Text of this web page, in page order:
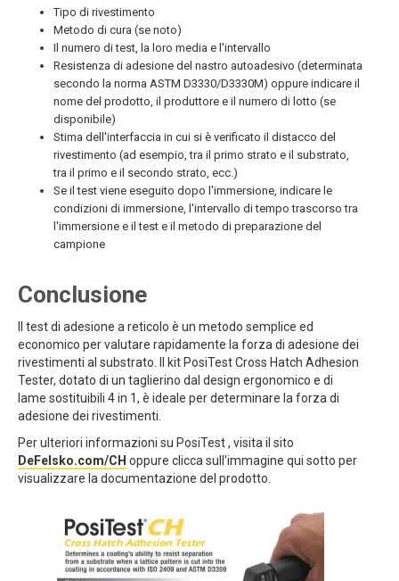
Tipo di rivestimento
Metodo di cura (se noto)
Il numero di test, la loro media e l'intervallo
Resistenza di adesione del nastro autoadesivo (determinata
secondo la norma ASTM D3330/D3330M) oppure indicare il
nome del prodotto, il produttore e il numero di lotto (se
disponibile)
Stima dell'interfaccia in cui si è verificato il distacco del
rivestimento (ad esempio, tra il primo strato e il substrato,
tra il primo e il secondo strato, ecc.)
Se il test viene eseguito dopo l'immersione, indicare le
condizioni di immersione, l'intervallo di tempo trascorso tra
l'immersione e il test e il metodo di preparazione del
campione
Conclusione
Il test di adesione a reticolo è un metodo semplice ed
economico per valutare rapidamente la forza di adesione dei
rivestimenti al substrato. Il kit PosiTest Cross Hatch Adhesion
Tester, dotato di un taglierino dal design ergonomico e di
lame sostituibili 4 in 1, è ideale per determinare la forza di
adesione dei rivestimenti.
Per ulteriori informazioni su PosiTest , visita il sito
DeFelsko.com/CH oppure clicca sull'immagine qui sotto per
visualizzare la documentazione del prodotto.